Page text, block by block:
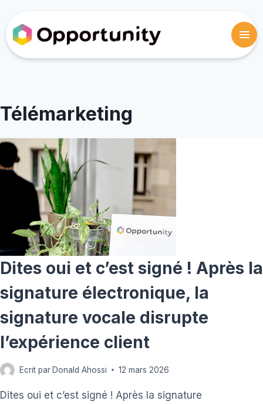
Télémarketing
Dites oui et c’est signé ! Après la
signature électronique, la
signature vocale disrupte
l’expérience client
Ecrit parDonald Ahossi 12 mars 2026
Dites oui et c’est signé ! Après la signature